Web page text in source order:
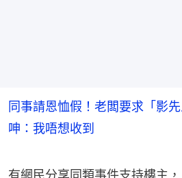
同事請恩恤假！老闆要求「影
呻：我唔想收到
有網民分享同類事件支持樓主